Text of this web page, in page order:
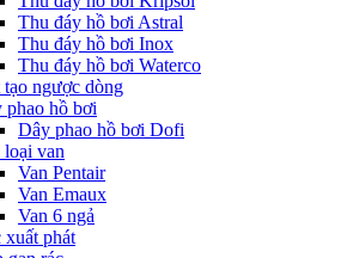
Thu đáy hồ bơi Astral
Thu đáy hồ bơi Inox
Thu đáy hồ bơi Waterco
tạo ngược dòng
phao hồ bơi
Dây phao hồ bơi Dofi
loại van
Van Pentair
Van Emaux
Van 6 ngả
xuất phát